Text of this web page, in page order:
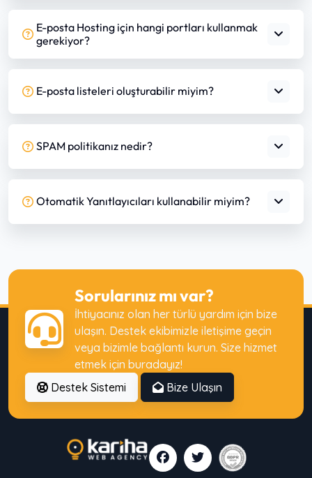
E-posta Hosting için hangi portları kullanmak
gerekiyor?
E-posta listeleri oluşturabilir miyim?
SPAM politikanız nedir?
Otomatik Yanıtlayıcıları kullanabilir miyim?
Sorularınız mı var?
İhtiyacınız olan her türlü yardım için bize
ulaşın. Destek ekibimizle iletişime geçin
veya bizimle bağlantı kurun. Size hizmet
etmek için buradayız!
Destek Sistemi
Bize Ulaşın